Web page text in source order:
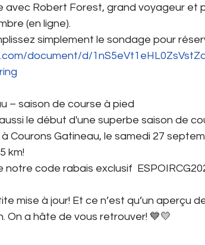
Robert Forest, grand voyageur et
(en ligne).
simplement le sondage pour
document/d/
– saison de course à pied
le début d'une superbe saison de
Courons Gatineau, le samedi 27
km!
code rabais exclusif
mise à jour! Et ce n’est qu’un aperçu
On a hâte de vous retrouver! 💙💛